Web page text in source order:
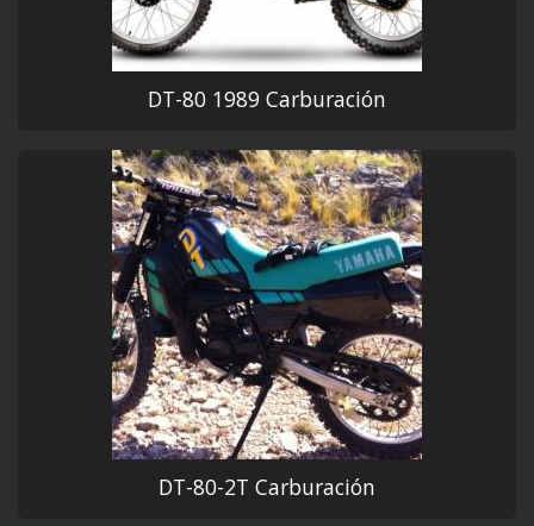
DT-80 1989 Carburación
DT-80-2T Carburación